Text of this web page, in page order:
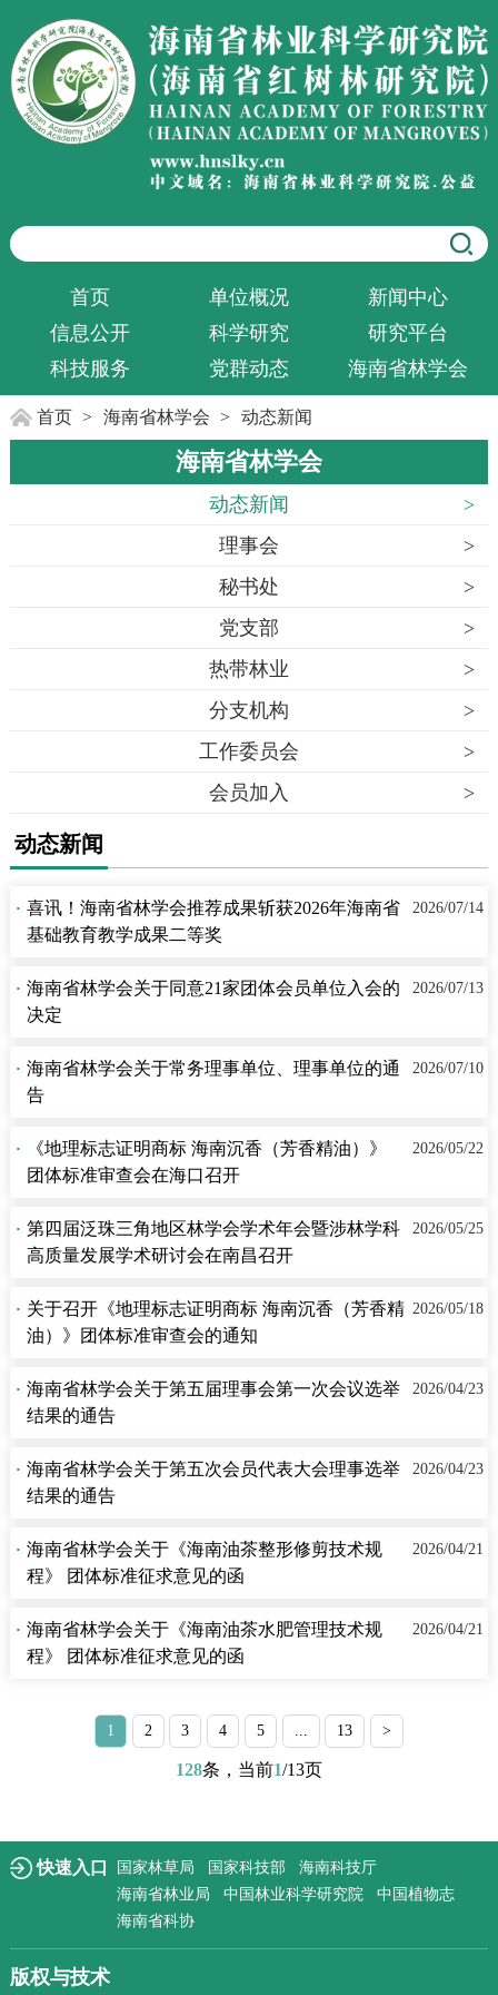
首页 单位概况
新闻中心
信息公开
科学研究
研究平台
科技服务
党群动态 海南省林学会
海南省林学会
动态新闻
>
理事会
>
秘书处
>
党支部
>
热带林业
>
分支机构
>
工作委员会
>
会员加入
>
动态新闻
首页 > 海南省林学会 > 动态新闻
· 喜讯！海南省林学会推荐成果斩获2026年海南省
基础教育教学成果二等奖
2026/07/14
· 海南省林学会关于同意21家团体会员单位入会的
决定
2026/07/13
· 海南省林学会关于常务理事单位、理事单位的通
告
2026/07/10
·
《地理标志证明商标 海南沉香（芳香精油）》
团体标准审查会在海口召开
2026/05/22
· 第四届泛珠三角地区林学会学术年会暨涉林学科
高质量发展学术研讨会在南昌召开
2026/05/25
· 关于召开《地理标志证明商标 海南沉香（芳香精
油）》团体标准审查会的通知
2026/05/18
· 海南省林学会关于第五届理事会第一次会议选举
结果的通告
2026/04/23
· 海南省林学会关于第五次会员代表大会理事选举
结果的通告
2026/04/23
· 海南省林学会关于《海南油茶整形修剪技术规
程》 团体标准征求意见的函
2026/04/21
· 海南省林学会关于《海南油茶水肥管理技术规
程》 团体标准征求意见的函
2026/04/21
1 2 3 4 5 ... 13 >
128条，当前1/13页
快速入口 国家林草局 国家科技部
海南科技厅
海南省林业局
中国林业科学研究院
中国植物志
海南省科协
版权与技术